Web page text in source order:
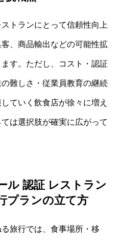
トランにとって信頼性向上
、商品輸出などの可能性拡
す。ただし、コスト・認証
難しさ・従業員教育の継続
ていく飲食店が徐々に増え
は選択肢が確実に広がって
ル 認証 レストラン
プランの立て方
旅行では、食事場所・移